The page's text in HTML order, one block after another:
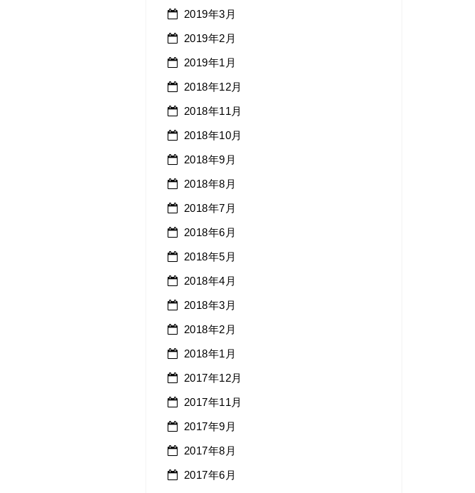
2019年3月
2019年2月
2019年1月
2018年12月
2018年11月
2018年10月
2018年9月
2018年8月
2018年7月
2018年6月
2018年5月
2018年4月
2018年3月
2018年2月
2018年1月
2017年12月
2017年11月
2017年9月
2017年8月
2017年6月